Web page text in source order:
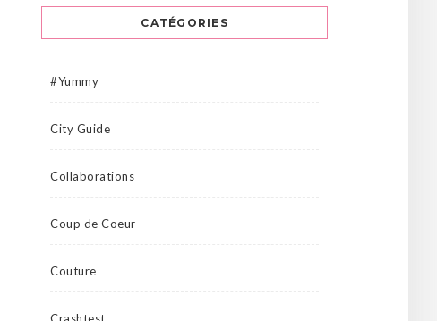
CATÉGORIES
#Yummy
City Guide
Collaborations
Coup de Coeur
Couture